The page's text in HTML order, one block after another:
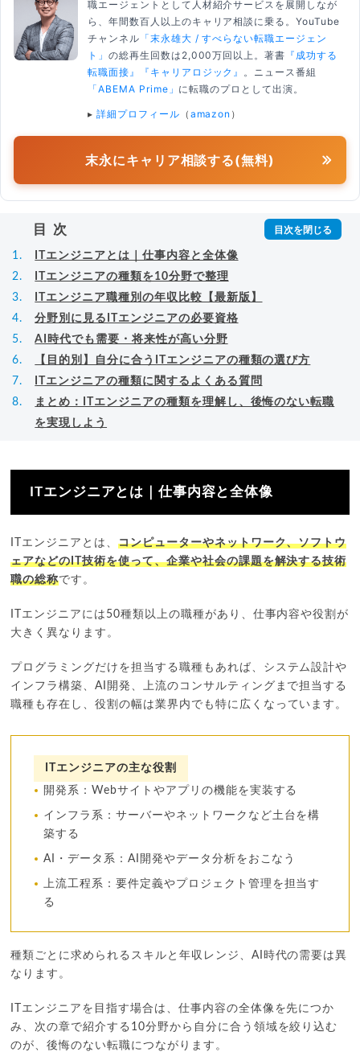
職エージェントとして人材紹介サービスを展開しなが
ら、年間数百人以上のキャリア相談に乗る。YouTube
チャンネル 「末永雄大 / すべらない転職エージェン
ト」 の総再生回数は2,000万回以上。著書 『成功する
転職面接』
『キャリアロジック』
。ニュース番組
「ABEMA Prime」 に転職のプロとして出演。
▸ 詳細プロフィール （ amazon ）
末永にキャリア相談する(無料)
目次
ITエンジニアとは｜仕事内容と全体像
ITエンジニアの種類を10分野で整理
ITエンジニア職種別の年収比較【最新版】
分野別に見るITエンジニアの必要資格
AI時代でも需要・将来性が高い分野
【目的別】自分に合うITエンジニアの種類の選び方
ITエンジニアの種類に関するよくある質問
まとめ：ITエンジニアの種類を理解し、後悔のない転職
を実現しよう
ITエンジニアとは｜仕事内容と全体像
ITエンジニアとは、コンピューターやネットワーク、ソフトウ
ェアなどのIT技術を使って、企業や社会の課題を解決する技術
職の総称です。
ITエンジニアには50種類以上の職種があり、仕事内容や役割が
大きく異なります。
プログラミングだけを担当する職種もあれば、システム設計や
インフラ構築、AI開発、上流のコンサルティングまで担当する
職種も存在し、役割の幅は業界内でも特に広くなっています。
ITエンジニアの主な役割
開発系：Webサイトやアプリの機能を実装する
インフラ系：サーバーやネットワークなど土台を構
築する
AI・データ系：AI開発やデータ分析をおこなう
上流工程系：要件定義やプロジェクト管理を担当す
る
種類ごとに求められるスキルと年収レンジ、AI時代の需要は異
なります。
ITエンジニアを目指す場合は、仕事内容の全体像を先につか
み、次の章で紹介する10分野から自分に合う領域を絞り込む
のが、後悔のない転職につながります。